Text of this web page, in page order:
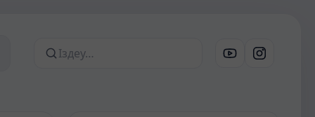
Сайттан іздеу